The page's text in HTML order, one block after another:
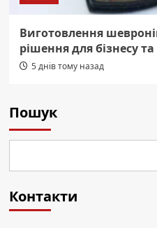
Виготовлення
рішення для бізнесу
5 днів тому назад
Пошук
Контакти